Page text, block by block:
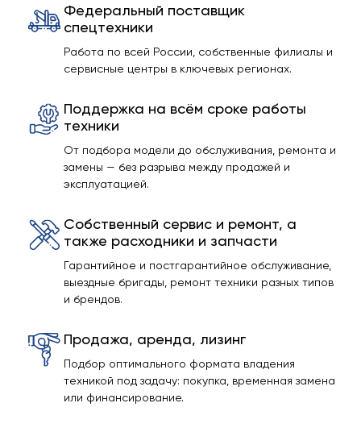
Федеральный поставщик
спецтехники
Работа по всей России, собственные филиалы и
сервисные центры в ключевых регионах.
Поддержка на всём сроке работы
техники
От подбора модели до обслуживания, ремонта и
замены — без разрыва между продажей и
эксплуатацией.
Собственный сервис и ремонт, а
также расходники и запчасти
Гарантийное и постгарантийное обслуживание,
выездные бригады, ремонт техники разных типов
и брендов.
Продажа, аренда, лизинг
Подбор оптимального формата владения
техникой под задачу: покупка, временная замена
или финансирование.